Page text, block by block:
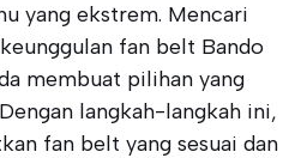
yang ekstrem. Mencari
fan belt Bando
membuat pilihan yang
langkah-langkah ini,
fan belt yang sesuai dan